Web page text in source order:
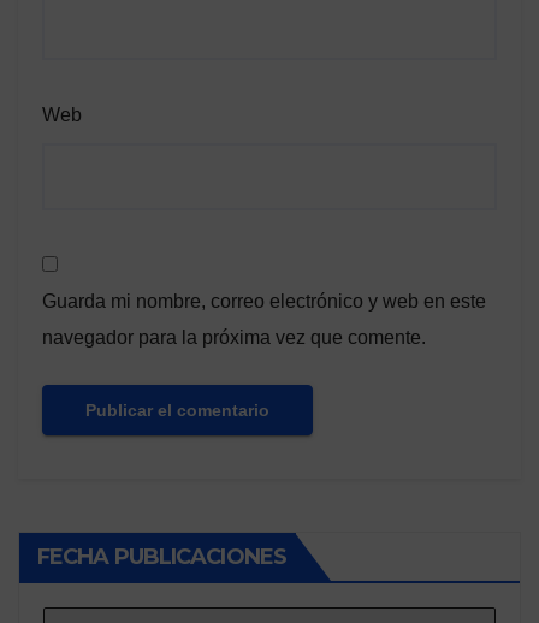
Web
Guarda mi nombre, correo electrónico y web en este
navegador para la próxima vez que comente.
FECHA PUBLICACIONES